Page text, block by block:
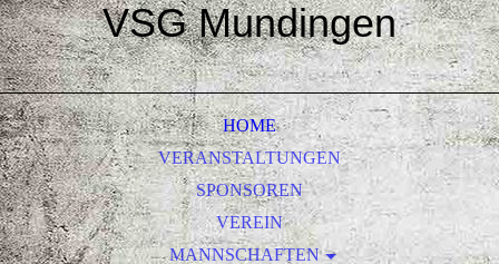
VSG Mundingen
HOME
VERANSTALTUNGEN
SPONSOREN
VEREIN
MANNSCHAFTEN